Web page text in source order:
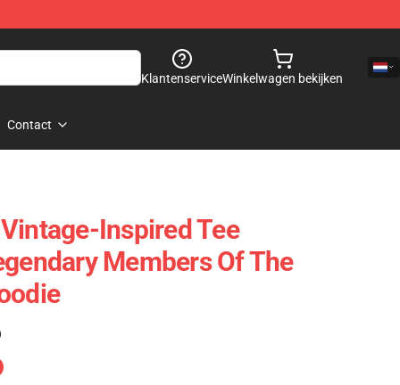
KlantenserviceWinkelwagen bekijken
Contact
Inspired Tee
Members Of The